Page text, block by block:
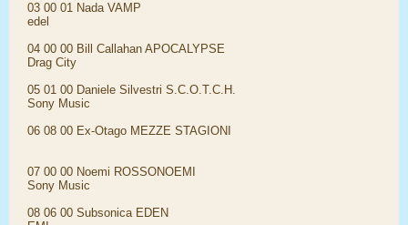
03 00 01 Nada VAMP
edel
04 00 00 Bill Callahan APOCALYPSE
Drag City
05 01 00 Daniele Silvestri S.C.O.T.C.H.
Sony Music
06 08 00 Ex-Otago MEZZE STAGIONI
07 00 00 Noemi ROSSONOEMI
Sony Music
08 06 00 Subsonica EDEN